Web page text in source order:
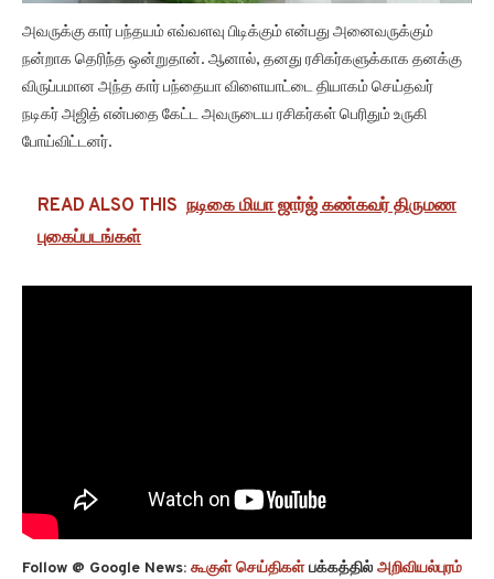
அவருக்கு கார் பந்தயம் எவ்வளவு பிடிக்கும் என்பது அனைவருக்கும்
நன்றாக தெரிந்த ஒன்றுதான். ஆனால், தனது ரசிகர்களுக்காக தனக்கு
விருப்பமான அந்த கார் பந்தையா விளையாட்டை தியாகம் செய்தவர்
நடிகர் அஜித் என்பதை கேட்ட அவருடைய ரசிகர்கள் பெரிதும் உருகி
போய்விட்டனர்.
READ ALSO THIS நடிகை மியா ஜார்ஜ் கண்கவர் திருமண
புகைப்படங்கள்
Follow @ Google News: கூகுள் செய்திகள்பக்கத்தில் அறிவியல்புரம்